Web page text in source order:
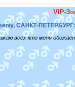
VIP-
САНКТ-ПЕТЕРБУРГ:
всех кто меня